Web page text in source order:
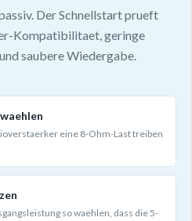
Der Schnellstart prueft
Kompatibilitaet, geringe
saubere Wiedergabe.
eine 8-Ohm-Last treiben
so waehlen, dass die 5-